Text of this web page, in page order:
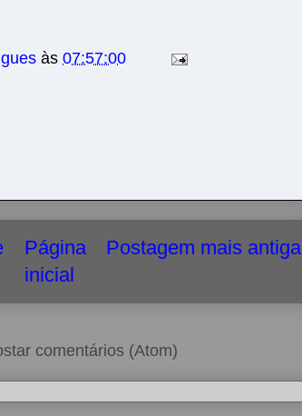
às 07:57:00
Postagem mais antiga
Página
inicial
comentários (Atom)